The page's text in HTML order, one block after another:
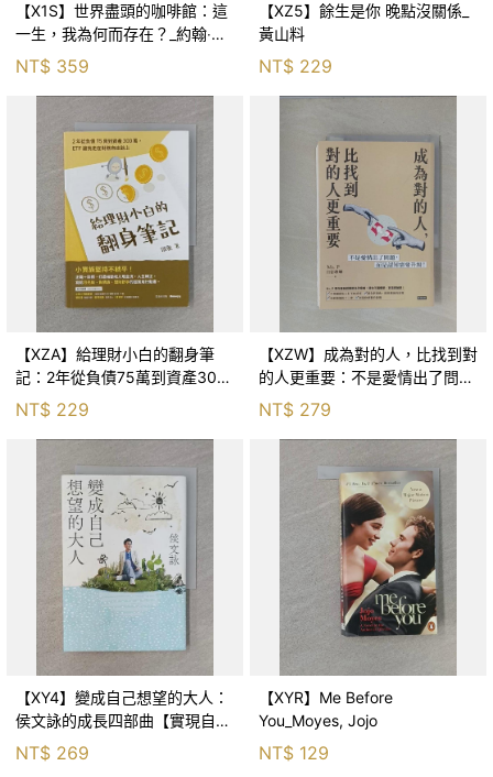
【X1S】世界盡頭的咖啡館：這
一生，我為何而存在？_約翰‧史
崔勒基, Elsa
NT$ 359
【XZ5】餘生是你 晚點沒關係_
黃山料
NT$ 229
【XZA】給理財小白的翻身筆
記：2年從負債75萬到資產300
萬，ETF讓我走在財務自由路上_
鐵蛋
NT$ 229
【XZW】成為對的人，比找到對
的人更重要：不是愛情出了問
題，而是認知需要升級！_Mr. P
NT$ 279
【XY4】變成自己想望的大人：
侯文詠的成長四部曲【實現自
己】_侯文詠
NT$ 269
【XYR】Me Before
You_Moyes, Jojo
NT$ 129